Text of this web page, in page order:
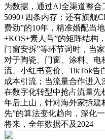
为数据，通过AI全渠道整
5090+四条内存：还有旗舰
费劲”的10年，精准婚配当
+KOS+素人号”的矩阵结构
门窗安拆”等环节词时，当
对于陶瓷、门窗、涂料、电
流、小红书竞价、TikTok告
成本引流；当流量合作进
在数字化转型中抢占流量
年后上山，针对海外家拆建
先”的算法变化趋向，深化
将来，全年数据不及2024